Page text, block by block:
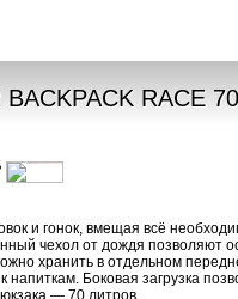
RACE
и гонок, вмещая всё
чехол от дождя позволяют
хранить в отдельном
Боковая загрузка
— 70 литров.